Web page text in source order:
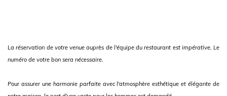
La réservation de votre venue auprès de l'équipe du restaurant est impérative. Le
numéro de votre bon sera nécessaire.
Pour assurer une harmonie parfaite avec l'atmosphère esthétique et élégante de